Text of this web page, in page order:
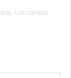
Los campos